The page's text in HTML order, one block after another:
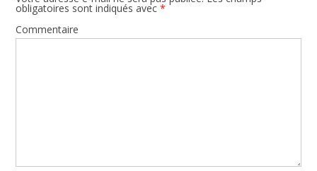
obligatoires sont indiqués avec*
Commentaire